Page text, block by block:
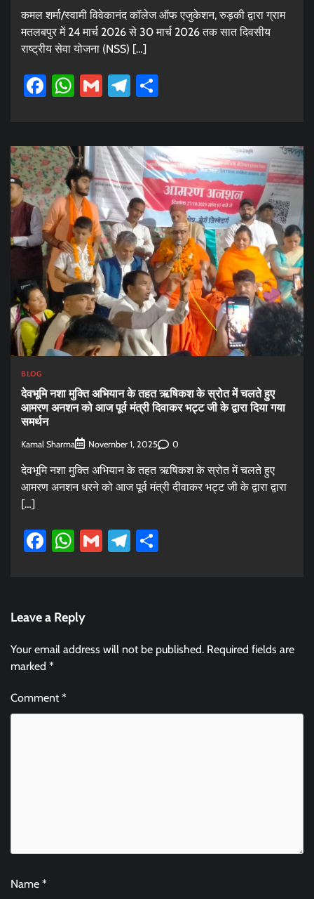
कमल शर्मा/स्वामी विवेकानंद कॉलेज ऑफ एजुकेशन, रुड़की द्वारा ग्राम
मतलबपुर में 24 मार्च 2026 से 30 मार्च 2026 तक सात दिवसीय
राष्ट्रीय सेवा योजना (NSS) […]
Facebook
WhatsApp
GmailTelegram
BLOG
देवभूमि नशा मुक्ति अभियान के तहत ऋषिकश के स्रोत में चलते हुए
आमरण अनशन को आज पूर्व मंत्री दिवाकर भट्ट जी के द्वारा दिया गया
समर्थन
Kamal Sharma November 1, 2025 0
देवभूमि नशा मुक्ति अभियान के तहत ऋषिकश के स्रोत में चलते हुए
आमरण अनशन धरने को आज पूर्व मंत्री दीवाकर भट्ट जी के द्वारा द्वारा
[…]
Facebook
WhatsApp
GmailTelegram
Leave a Reply
Your email address will not be published. Required fields are
marked *
Comment*
Name *